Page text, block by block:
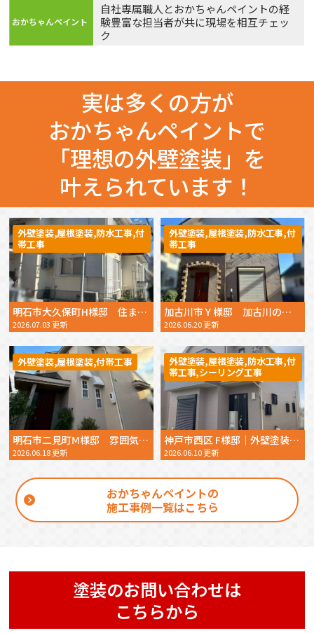
自社専属職人とおかちゃんペイントの経
験豊富な担当者が共に現場を相互チェッ
ク
実は多くの方が
おかちゃんペイントで
「理想の外壁塗装」を
叶えられています！
明石市大久保町H様邸 住まいの美観と耐久性を高める外壁・屋根塗装
2026.07.03 更新
外壁塗装,屋根塗装,防水工事,付
帯工事
加古川市Ｙ様邸 加古川の住環境に合わせた塗料選び！遮熱性と耐久性を両立した外壁・屋根塗装【2025年12月完工】
2026.06.20 更新
外壁塗装,屋根塗装,防水工事,付
帯工事
明石市二見町Ⅿ様邸 雰囲気を変えない外壁塗装で新築のような外観を取り戻した施工事例 2025年11月完工
2026.06.18 更新
外壁塗装,屋根塗装,付帯工事
神戸市西区 F様邸｜外壁塗装・屋根塗装｜毎日の作業報告で安心！丁寧な施工に大変満足のお声をいただきました｜2026年5月完工
2026.06.10 更新
外壁塗装,屋根塗装,防水工事,付
帯工事,シーリング工事
おかちゃんペイントの
施工事例一覧はこちら
塗装のお問い合わせは
こちらから